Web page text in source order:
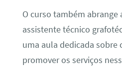
O curso também abrange
assistente técnico
uma aula dedicada sobre
promover os serviços